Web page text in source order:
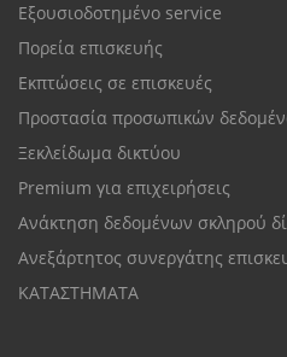
Εξουσιοδοτημένο service
Πορεία επισκευής
Εκπτώσεις σε επισκευές
Προστασία προσωπικών
Ξεκλείδωμα δικτύου
Premium για επιχειρήσεις
Ανάκτηση δεδομένων σκληρού
Ανεξάρτητος συνεργάτης
ΚΑΤΑΣΤΗΜΑΤΑ